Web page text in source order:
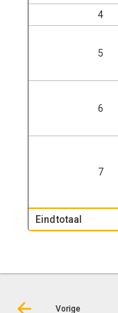
4
5
6
7
Eindtotaal
Vorige